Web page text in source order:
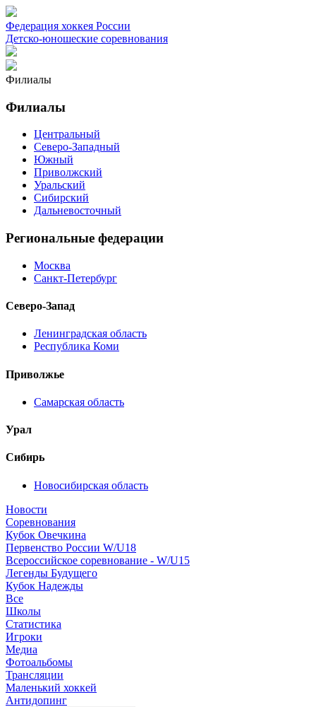
Федерация хоккея России
Детско-юношеские соревнования
Филиалы
Филиалы
Центральный
Северо-Западный
Южный
Приволжский
Уральский
Сибирский
Дальневосточный
Региональные федерации
Москва
Санкт-Петербург
Северо-Запад
Ленинградская область
Республика Коми
Приволжье
Самарская область
Урал
Сибирь
Новосибирская область
Новости
Соревнования
Кубок Овечкина
Первенство России W/U18
Всероссийское соревнование - W/U15
Легенды Будущего
Кубок Надежды
Все
Школы
Статистика
Игроки
Медиа
Фотоальбомы
Трансляции
Маленький хоккей
Антидопинг